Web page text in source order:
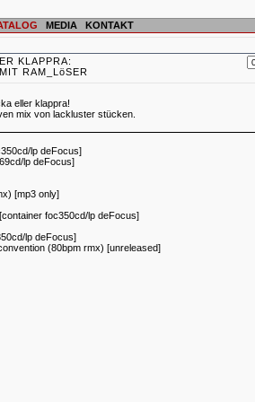
MEDIA
KONTAKT
KLAPPRA:
RAM_LöSER
eller klappra!
mix von lackluster stücken.
lp deFocus]
lp deFocus]
[mp3 only]
foc350cd/lp deFocus]
lp deFocus]
(80bpm rmx) [unreleased]